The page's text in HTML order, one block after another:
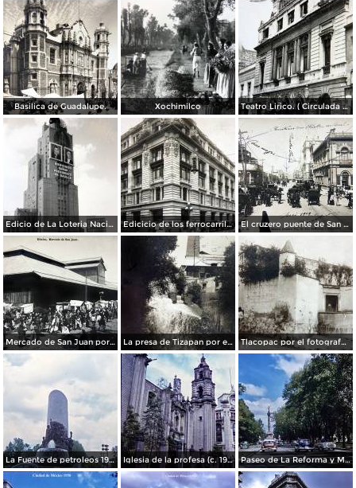
Basilica de Guadalupe. Xochimilco Teatro Lirico. ( Circulada el 1 de Agosto de 1926 ).
Edicio de La Loteria Nacional Ciudad de México Abril de 1964 Edicicio de los ferrocarriles. El cruzero puente de San Francisco y Guardiola por el fotografo Felix Miret.
Mercado de San Juan por el fotografo Felix Miret La presa de Tizapan por el fotografo Fernando Kososky. ( Circulada el 22 de Diembre de 1910 ). Tlacopac por el fotografo Hugo Brehme.
La Fuente de petroleos 1950. Iglesia de la profesa (c. 1950) Paseo de La Reforma y Mto a La Independencia 1950